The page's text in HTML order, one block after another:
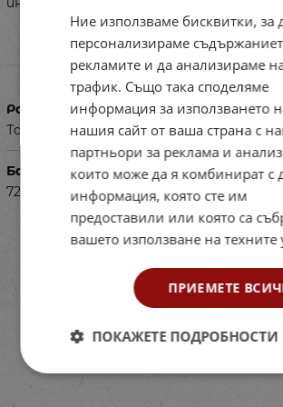
Размери в см
Табла за игра – 32х22 см. Игрална
Баркод (ISBN, UPC, др.)
7253521716
Ние използваме бисквитки, за
персонализираме
рекламите и да анализираме
трафик. Също така споделяме
информация за използването
нашия сайт от ваша страна с
партньори за реклама и
които може да я комбинират с
информация, която сте им
предоставили или която са
вашето използване на техните
ПРИЕМЕТЕ
ПОКАЖЕТЕ ПОДРОБНОСТИ